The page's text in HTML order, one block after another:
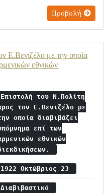
Προβολή
Ε.Βενιζέλο με την οποία
εθνικών
Επιστολή του Ν.Πολίτη
τον Ε.Βενιζέλο με
οποία διαβιβάζει
επί των
εθνικών
1922 Οκτώβριος 23
Διαβιβαστικό